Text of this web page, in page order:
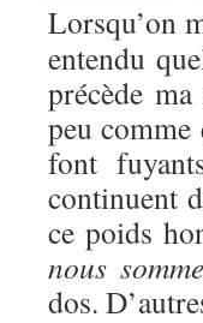
Lorsqu’on
entendu
précède
peu comme
font
continuent
ce poids
nous
dos.